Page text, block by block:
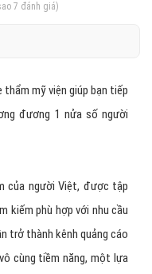
7 đánh giá)
mỹ viện giúp bạn tiếp
đương 1 nửa số người
của người Việt, được tập
kiếm phù hợp với nhu cầu
trở thành kênh quảng cáo
cùng tiềm năng, một lựa